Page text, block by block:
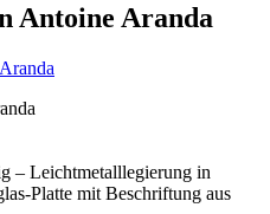
Antoine Aranda
– Leichtmetalllegierung in
Platte mit Beschriftung aus